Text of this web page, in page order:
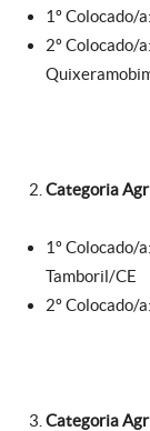
1º Colocado/a:
2º Colocado/a:
Categoria
1º Colocado/a:
Tamboril/CE
2º Colocado/a:
Categoria